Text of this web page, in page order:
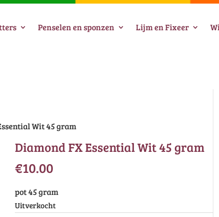
Penselen en sponzen Lijm en Fixeer
Wit 45 gram
Diamond FX Essential Wit 45 gram
€10.00
pot 45 gram
Uitverkocht